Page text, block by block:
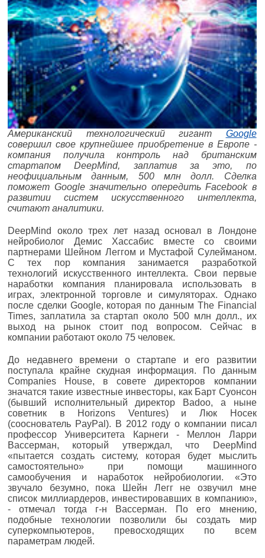
Американский технологический гигант Google
совершил свое крупнейшее приобретение в Европе -
компания получила контроль над британским
стартапом DeepMind, заплатив за это, по
неофициальным данным, 500 млн долл. Сделка
поможет Google значительно опередить Facebook в
развитии систем искусственного интеллекта,
считают аналитики.
DeepMind около трех лет назад основал в Лондоне
нейробиолог Демис Хассабис вместе со своими
партнерами Шейном Леггом и Мустафой Сулейманом.
С тех пор компания занимается разработкой
технологий искусственного интеллекта. Свои первые
наработки компания планировала использовать в
играх, электронной торговле и симуляторах. Однако
после сделки Google, которая по данным The Financial
Times, заплатила за стартап около 500 млн долл., их
выход на рынок стоит под вопросом. Сейчас в
компании работают около 75 человек.
До недавнего времени о стартапе и его развитии
поступала крайне скудная информация. По данным
Companies House, в совете директоров компании
значатся такие известные инвесторы, как Барт Суонсон
(бывший исполнительный директор Badoo, а ныне
советник в Horizons Ventures) и Люк Носек
(сооснователь PayPal). В 2012 году о компании писал
профессор Университета Карнеги - Меллон Ларри
Вассерман, который утверждал, что DeepMind
«пытается создать систему, которая будет мыслить
самостоятельно» при помощи машинного
самообучения и наработок нейробиологии. «Это
звучало безумно, пока Шейн Легг не озвучил мне
список миллиардеров, инвестировавших в компанию»,
- отмечал тогда г-н Вассерман. По его мнению,
подобные технологии позволили бы создать мир
суперкомпьютеров, превосходящих по всем
параметрам людей.